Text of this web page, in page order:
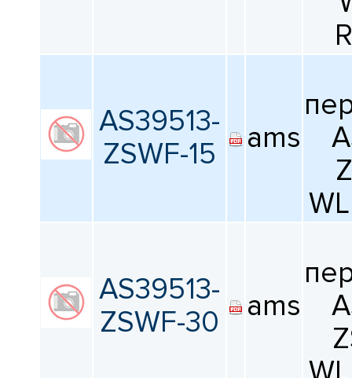
AS39513-
ZSWF-15
ams
AS39513-
ZSWF-30
ams